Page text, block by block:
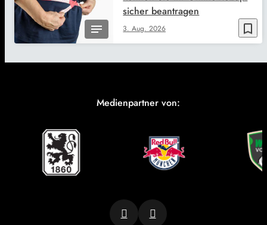
bookmark_border
3. Aug. 2026
sicher beantragen
Medienpartner von: